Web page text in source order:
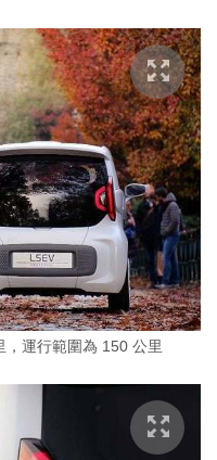
，運行範圍為 150 公里